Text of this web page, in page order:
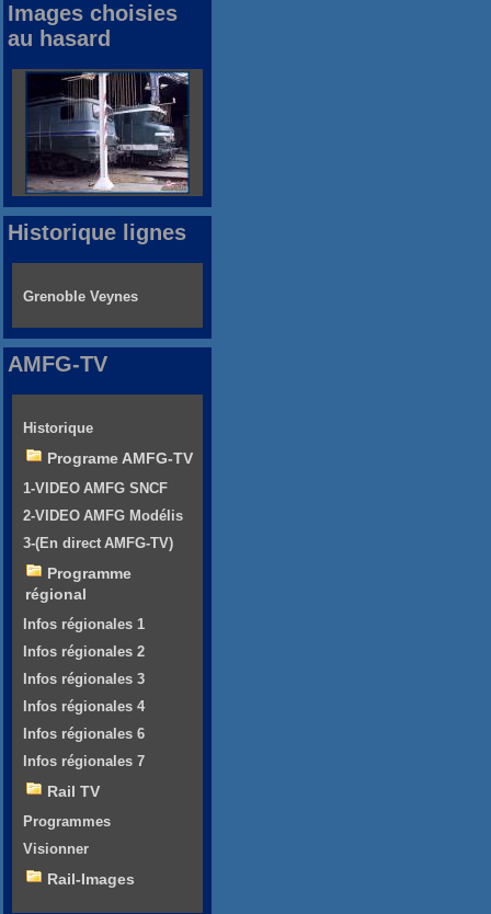
Images choisies
au hasard
Historique lignes
Grenoble Veynes
AMFG-TV
Historique
Programe AMFG-TV
1-VIDEO AMFG SNCF
2-VIDEO AMFG Modélis
3-(En direct AMFG-TV)
Programme
régional
Infos régionales 1
Infos régionales 2
Infos régionales 3
Infos régionales 4
Infos régionales 6
Infos régionales 7
Rail TV
Programmes
Visionner
Rail-Images